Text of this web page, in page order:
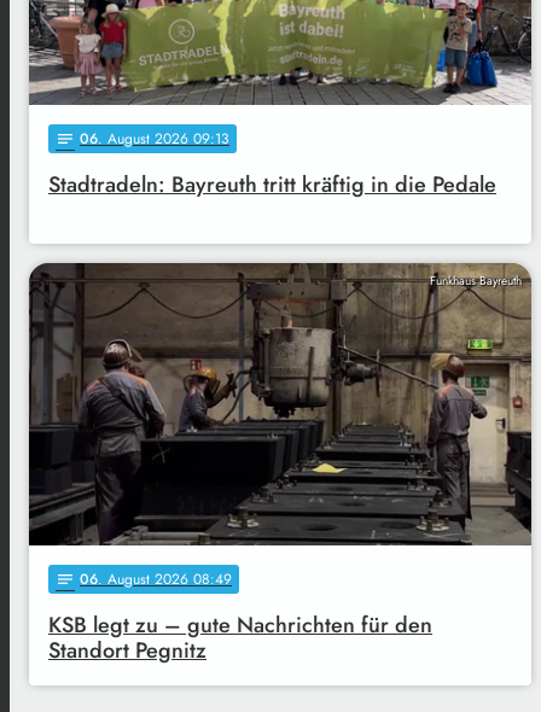
notes 06. August 2026 09:13
Stadtradeln: Bayreuth tritt kräftig in die Pedale
Funkhaus Bayreuth
notes 06. August 2026 08:49
KSB legt zu – gute Nachrichten für den
Standort Pegnitz